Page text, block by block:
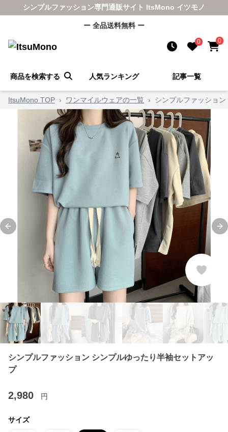
シンプルファッション専門通販サイト ItsMono イツモノ
ー 全品送料無料 ー
0 0
商品を検索する 人気ランキング 記事一覧
ItsuMono TOP › ワンマイルウェアの一覧 › シンプルファッショ
Previous slide
シンプルファッション シンプルゆったり半袖セットアッ
プ
2,980 円
サイズ